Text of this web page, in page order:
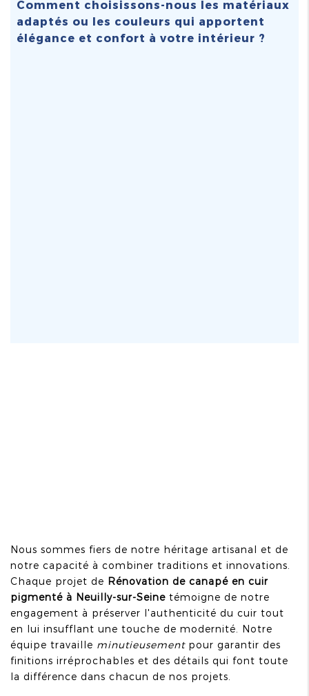
Comment choisissons-nous les matériaux
adaptés ou les couleurs qui apportent
élégance et confort à votre intérieur ?
Nous sommes fiers de notre héritage artisanal et de
notre capacité à combiner traditions et innovations.
Chaque projet de Rénovation de canapé en cuir
pigmenté à Neuilly-sur-Seine témoigne de notre
engagement à préserver l'authenticité du cuir tout
en lui insufflant une touche de modernité. Notre
équipe travaille minutieusementpour garantir des
finitions irréprochables et des détails qui font toute
la différence dans chacun de nos projets.